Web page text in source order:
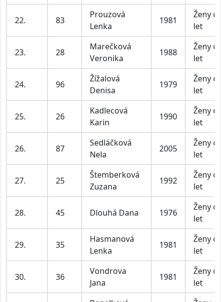
22. 83
Prouzová
Lenka
1981
Ženy
let
23. 28
Marečková
Veronika
1988
Ženy
let
24. 96
Žížalová
Denisa
1979
Ženy
let
25. 26
Kadlecová
Karin
1990
Ženy
let
26. 87
Sedláčková
Nela
2005
Ženy
let
27. 25
Štemberková
Zuzana
1992
Ženy
let
28. 45 Dlouhá Dana 1976
Ženy
let
29. 35
Hasmanová
Lenka
1981
Ženy
let
30. 36
Vondrova
Jana
1981
Ženy
let